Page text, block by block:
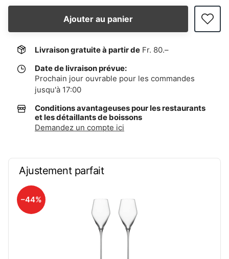
Ajouter au panier
Livraison gratuite à partir de Fr. 80.–
Date de livraison prévue:
Prochain jour ouvrable pour les commandes
jusqu'à 17:00
Conditions avantageuses pour les restaurants
et les détaillants de boissons
Demandez un compte ici
Ajustement parfait
–44%